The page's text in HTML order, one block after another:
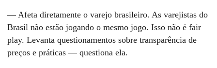
— Afeta diretamente o varejo brasileiro. As varejistas do
Brasil não estão jogando o mesmo jogo. Isso não é fair
play. Levanta questionamentos sobre transparência de
preços e práticas — questiona ela.